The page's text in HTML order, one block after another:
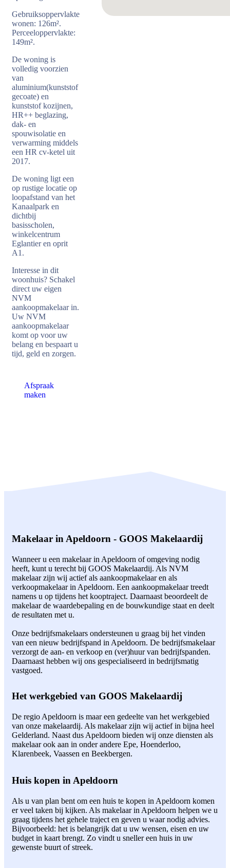
Gebruiksoppervlakte
wonen: 126m².
Perceeloppervlakte:
149m².
De woning is
volledig voorzien
van
aluminium(kunststof
gecoate) en
kunststof kozijnen,
HR++ beglazing,
dak- en
spouwisolatie en
verwarming middels
een HR cv-ketel uit
2017.
De woning ligt een
op rustige locatie op
loopafstand van het
Kanaalpark en
dichtbij
basisscholen,
winkelcentrum
Eglantier en oprit
A1.
Interesse in dit
woonhuis? Schakel
direct uw eigen
NVM
aankoopmakelaar in.
Uw NVM
aankoopmakelaar
komt op voor uw
belang en bespaart u
tijd, geld en zorgen.
Afspraak
maken
Makelaar in Apeldoorn - GOOS Makelaardij
Wanneer u een makelaar in Apeldoorn of omgeving nodig
heeft, kunt u terecht bij GOOS Makelaardij. Als NVM
makelaar zijn wij actief als aankoopmakelaar en als
verkoopmakelaar in Apeldoorn. Een aankoopmakelaar treedt
namens u op tijdens het kooptraject. Daarnaast beoordeelt de
makelaar de waardebepaling en de bouwkundige staat en deelt
de resultaten met u.
Onze bedrijfsmakelaars ondersteunen u graag bij het vinden
van een nieuw bedrijfspand in Apeldoorn. De bedrijfsmakelaar
verzorgt de aan- en verkoop en (ver)huur van bedrijfspanden.
Daarnaast hebben wij ons gespecialiseerd in bedrijfsmatig
vastgoed.
Het werkgebied van GOOS Makelaardij
De regio Apeldoorn is maar een gedeelte van het werkgebied
van onze makelaardij. Als makelaar zijn wij actief in bijna heel
Gelderland. Naast dus Apeldoorn bieden wij onze diensten als
makelaar ook aan in onder andere Epe, Hoenderloo,
Klarenbeek, Vaassen en Beekbergen.
Huis kopen in Apeldoorn
Als u van plan bent om een huis te kopen in Apeldoorn komen
er veel taken bij kijken. Als makelaar in Apeldoorn helpen we u
graag tijdens het gehele traject en geven u waar nodig advies.
Bijvoorbeeld: het is belangrijk dat u uw wensen, eisen en uw
budget in kaart brengt. Zo vindt u sneller een huis in uw
gewenste buurt of streek.